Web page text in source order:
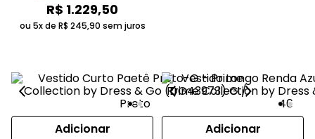
R$ 1.229,50
ou 5x de R$ 245,90 sem juros
Adicionar Adicionar